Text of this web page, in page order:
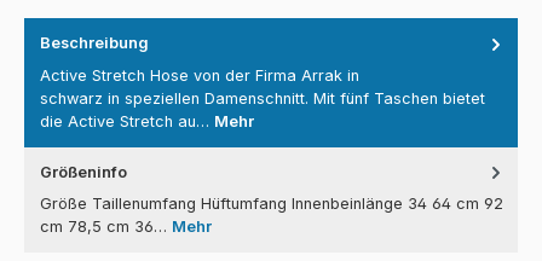
Beschreibung
Active Stretch Hose von der Firma Arrak in
schwarz in speziellen Damenschnitt. Mit fünf Taschen bietet
die Active Stretch au… Mehr
Größeninfo
Größe Taillenumfang Hüftumfang Innenbeinlänge 34 64 cm 92
cm 78,5 cm 36… Mehr